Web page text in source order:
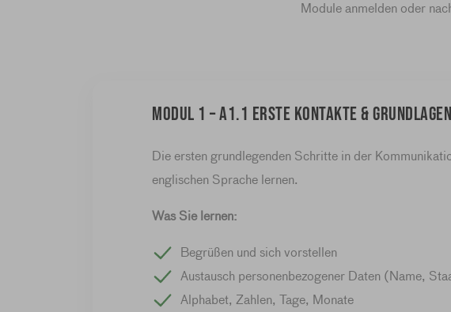
Module anmelden oder
Modul 1 – A1.1 Erste Kontakte &
Die ersten grundlegenden Schritte in der
englischen Sprache lernen.
Was Sie lernen:
Begrüßen und sich vorstellen
Austausch personenbezogener Daten (Name,
Alphabet, Zahlen, Tage, Monate